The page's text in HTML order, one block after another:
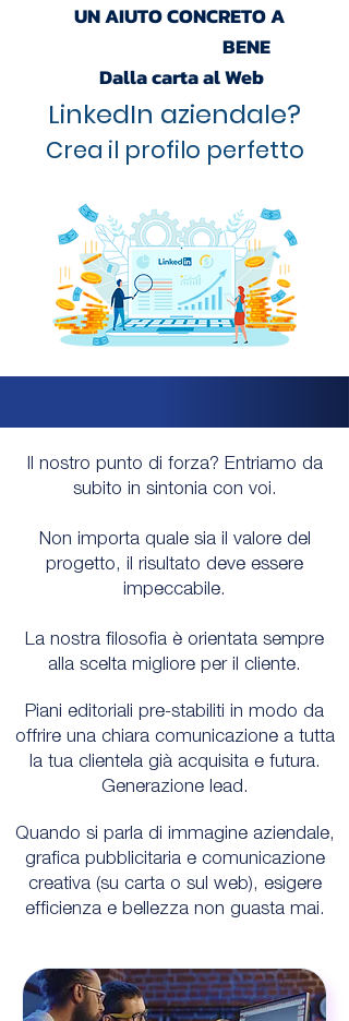
UN AIUTO CONCRETO A
BENE
Dalla carta al Web
LinkedIn aziendale?
Crea il profilo perfetto
Il nostro punto di forza? Entriamo da
subito in sintonia con voi.
Non importa quale sia il valore del
progetto, il risultato deve essere
impeccabile.
La nostra filosofia è orientata sempre
alla scelta migliore per il cliente.
Piani editoriali pre-stabiliti in modo da
offrire una chiara comunicazione a tutta
la tua clientela già acquisita e futura.
Generazione lead.
Quando si parla di immagine aziendale,
grafica pubblicitaria e comunicazione
creativa (su carta o sul web), esigere
efficienza e bellezza non guasta mai.